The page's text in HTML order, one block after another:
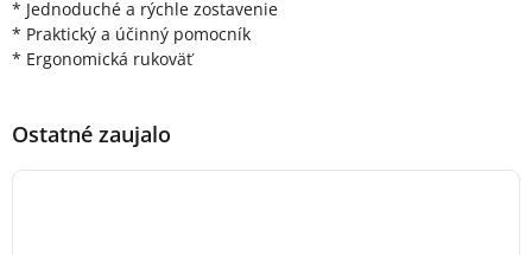
* Jednoduché a rýchle zostavenie
* Praktický a účinný pomocník
* Ergonomická rukoväť
Ostatné zaujalo